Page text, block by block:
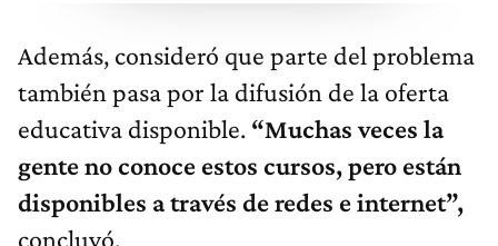
Además, consideró que parte del problema
también pasa por la difusión de la oferta
educativa disponible. “Muchas veces la
gente no conoce estos cursos, pero están
disponibles a través de redes e internet”,
concluyó.